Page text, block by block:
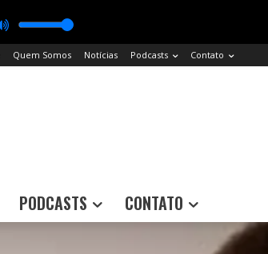
Quem Somos Notícias Podcasts Contato
PODCASTS CONTATO